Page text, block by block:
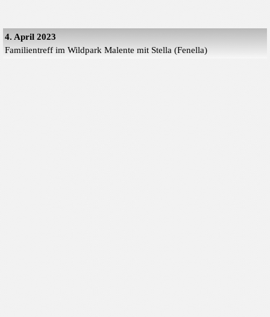
4. April 2023
Familientreff im Wildpark Malente mit Stella (Fenella)